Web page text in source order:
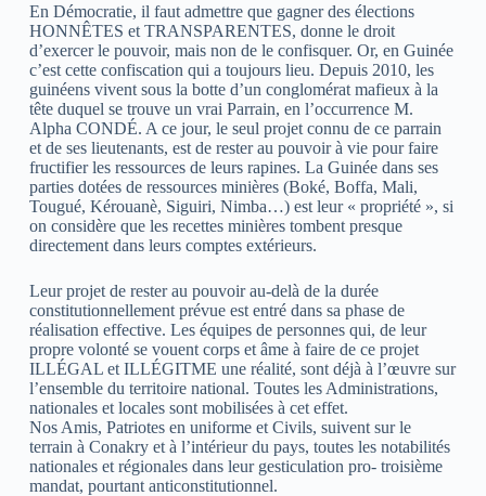
En Démocratie, il faut admettre que gagner des élections
HONNÊTES et TRANSPARENTES, donne le droit
d’exercer le pouvoir, mais non de le confisquer. Or, en Guinée
c’est cette confiscation qui a toujours lieu. Depuis 2010, les
guinéens vivent sous la botte d’un conglomérat mafieux à la
tête duquel se trouve un vrai Parrain, en l’occurrence M.
Alpha CONDÉ. A ce jour, le seul projet connu de ce parrain
et de ses lieutenants, est de rester au pouvoir à vie pour faire
fructifier les ressources de leurs rapines. La Guinée dans ses
parties dotées de ressources minières (Boké, Boffa, Mali,
Tougué, Kérouanè, Siguiri, Nimba…) est leur « propriété », si
on considère que les recettes minières tombent presque
directement dans leurs comptes extérieurs.
Leur projet de rester au pouvoir au-delà de la durée
constitutionnellement prévue est entré dans sa phase de
réalisation effective. Les équipes de personnes qui, de leur
propre volonté se vouent corps et âme à faire de ce projet
ILLÉGAL et ILLÉGITME une réalité, sont déjà à l’œuvre sur
l’ensemble du territoire national. Toutes les Administrations,
nationales et locales sont mobilisées à cet effet.
Nos Amis, Patriotes en uniforme et Civils, suivent sur le
terrain à Conakry et à l’intérieur du pays, toutes les notabilités
nationales et régionales dans leur gesticulation pro- troisième
mandat, pourtant anticonstitutionnel.